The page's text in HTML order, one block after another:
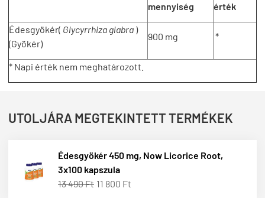
mennyiség
érték
Édesgyökér( Glycyrrhiza glabra )
(Gyökér)
900 mg *
* Napi érték nem meghatározott.
UTOLJÁRA MEGTEKINTETT TERMÉKEK
Édesgyökér 450 mg, Now Licorice Root,
3x100 kapszula
13 490 Ft 11 800 Ft